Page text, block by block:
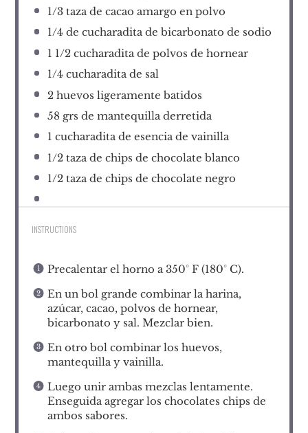
1/3taza de cacao amargo en polvo
1/4 de cucharadita de bicarbonato de sodio
1 1/2cucharadita de polvos de hornear
1/4 cucharadita de sal
2huevos ligeramente batidos
58grs de mantequilla derretida
1 cucharadita de esencia de vainilla
1/2taza de chips de chocolate blanco
1/2taza de chips de chocolate negro
INSTRUCTIONS
Precalentar el horno a 350° F (180° C).
En un bol grande combinar la harina,
azúcar, cacao, polvos de hornear,
bicarbonato y sal. Mezclar bien.
En otro bol combinar los huevos,
mantequilla y vainilla.
Luego unir ambas mezclas lentamente.
Enseguida agregar los chocolates chips de
ambos sabores.